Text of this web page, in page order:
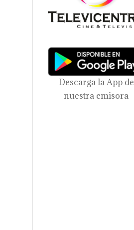
Descarga la App de
nuestra emisora